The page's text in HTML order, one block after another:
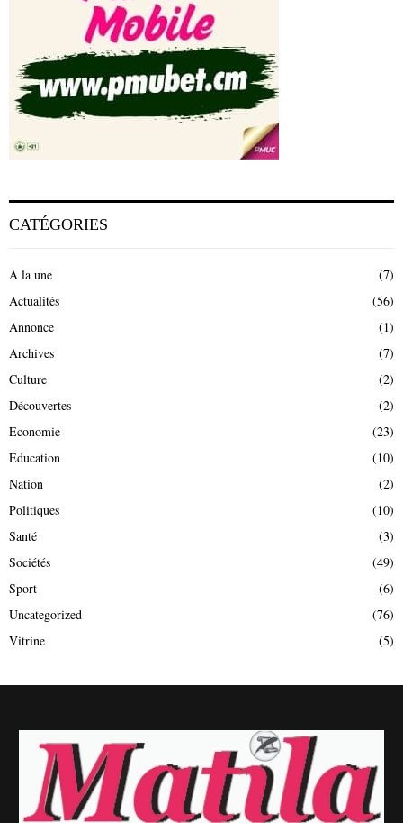
CATÉGORIES
A la une
(7)
Actualités
(56)
Annonce
(1)
Archives
(7)
Culture
(2)
Découvertes
(2)
Economie
(23)
Education
(10)
Nation
(2)
Politiques
(10)
Santé
(3)
Sociétés
(49)
Sport
(6)
Uncategorized
(76)
Vitrine
(5)